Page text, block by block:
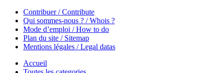
Contribuer / Contribute
Qui sommes-nous ? / Whois ?
Mode d’emploi / How to do
Plan du site / Sitemap
Mentions légales / Legal datas
Accueil